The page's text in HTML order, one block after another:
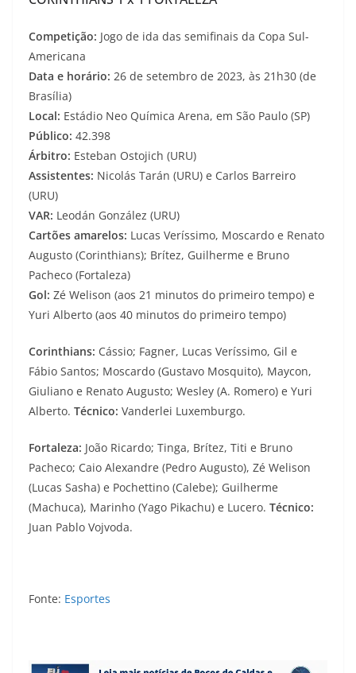
Competição: Jogo de ida das semifinais da Copa Sul-
Americana
Data e horário: 26 de setembro de 2023, às 21h30 (de
Brasília)
Local: Estádio Neo Química Arena, em São Paulo (SP)
Público: 42.398
Árbitro: Esteban Ostojich (URU)
Assistentes: Nicolás Tarán (URU) e Carlos Barreiro
(URU)
VAR: Leodán González (URU)
Cartões amarelos: Lucas Veríssimo, Moscardo e Renato
Augusto (Corinthians); Brítez, Guilherme e Bruno
Pacheco (Fortaleza)
Gol: Zé Welison (aos 21 minutos do primeiro tempo) e
Yuri Alberto (aos 40 minutos do primeiro tempo)
Corinthians: Cássio; Fagner, Lucas Veríssimo, Gil e
Fábio Santos; Moscardo (Gustavo Mosquito), Maycon,
Giuliano e Renato Augusto; Wesley (A. Romero) e Yuri
Alberto. Técnico: Vanderlei Luxemburgo.
Fortaleza: João Ricardo; Tinga, Brítez, Titi e Bruno
Pacheco; Caio Alexandre (Pedro Augusto), Zé Welison
(Lucas Sasha) e Pochettino (Calebe); Guilherme
(Machuca), Marinho (Yago Pikachu) e Lucero. Técnico:
Juan Pablo Vojvoda.
Fonte: Esportes